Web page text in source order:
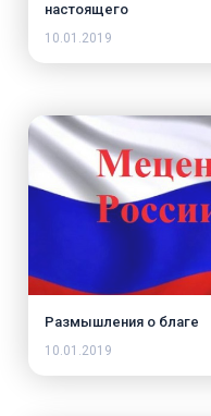
настоящего
10.01.2019
Размышления о благе
10.01.2019